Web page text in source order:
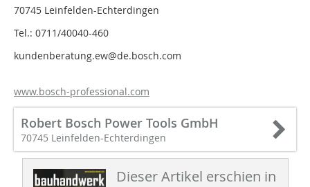
70745 Leinfelden-Echterdingen
Tel.: 0711/40040-460
kundenberatung.ew@de.bosch.com
www.bosch-professional.com
Robert Bosch Power Tools GmbH
70745 Leinfelden-Echterdingen
Dieser Artikel erschien in